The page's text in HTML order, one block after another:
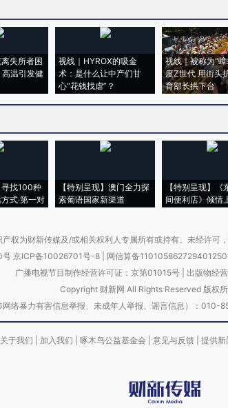
失所者困
高温引发健
视线｜HYROX的吸金
术：是什么让中产们甘
心“花钱找虐”？
视线｜被称为“蟑
度Z世代 用街头
育部长拱下台
寻找100种
式·第一对
【特别呈现】澳门全力探
索葡语国家新渠道
【特别呈现】《
间便利店》倾情
权为财新传媒及/或相关权利人专属所有或持有。未经许可
号 京ICP备10026701号-8 网信算备
广播电视节目制作经营许可证：京第01015号| 出版物经
Copyright 财新网 All Rights Reserved 版权
网络暴力有害信息举报、未成年人举报、谣言信息）：
关于我们 加入我们 啄木鸟公益基金会 意见与反馈 提供新